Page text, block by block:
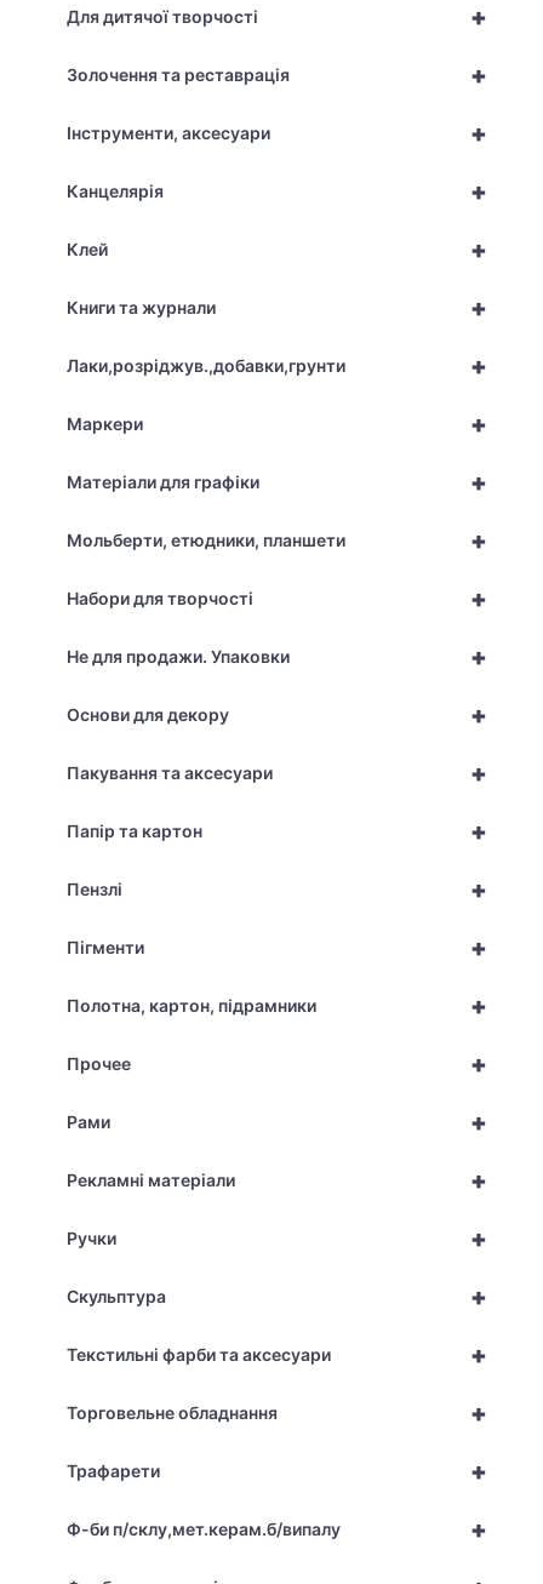
+
Для дитячої творчості
+
Золочення та реставрація
+
Інструменти, аксесуари
+
Канцелярія
+
Клей
+
Книги та журнали
+
Лаки,розріджув.,добавки,грунти
+
Маркери
+
Матеріали для графіки
+
Мольберти, етюдники, планшети
+
Набори для творчості
+
Не для продажи. Упаковки
+
Основи для декору
+
Пакування та аксесуари
+
Папір та картон
+
Пензлі
+
Пігменти
+
Полотна, картон, підрамники
+
Прочее
+
Рами
+
Рекламні матеріали
+
Ручки
+
Скульптура
+
Текстильні фарби та аксесуари
+
Торговельне обладнання
+
Трафарети
+
Ф-би п/склу,мет.керам.б/випалу